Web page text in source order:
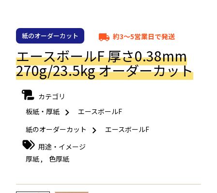
紙のオーダーカット local_shipping 約3～5営業日で発送
エースボールF 厚さ0.38mm
270g/23.5kg オーダーカット
カテゴリ
板紙・厚紙
エースボールF
紙のオーダーカット
エースボールF
用途・イメージ
厚紙 , 色厚紙
← →